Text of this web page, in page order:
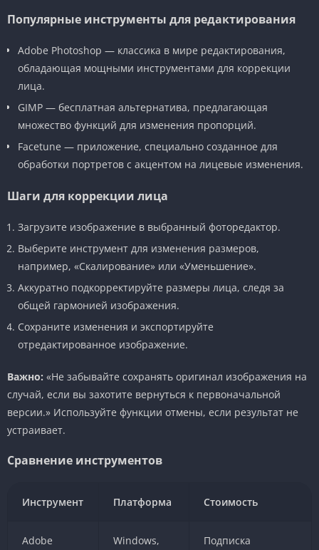
Популярные инструменты для редактирования
Adobe Photoshop — классика в мире редактирования,
обладающая мощными инструментами для коррекции
лица.
GIMP — бесплатная альтернатива, предлагающая
множество функций для изменения пропорций.
Facetune — приложение, специально созданное для
обработки портретов с акцентом на лицевые изменения.
Шаги для коррекции лица
Загрузите изображение в выбранный фоторедактор.
Выберите инструмент для изменения размеров,
например, «Скалирование» или «Уменьшение».
Аккуратно подкорректируйте размеры лица, следя за
общей гармонией изображения.
Сохраните изменения и экспортируйте
отредактированное изображение.
Важно: «Не забывайте сохранять оригинал изображения на
случай, если вы захотите вернуться к первоначальной
версии.» Используйте функции отмены, если результат не
устраивает.
Сравнение инструментов
Инструмент Платформа Стоимость
Adobe
Windows,
Подписка